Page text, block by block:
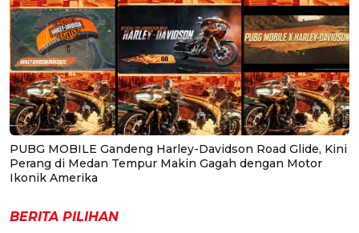
PUBG MOBILE Gandeng Harley-Davidson Road Glide, Kini
Perang di Medan Tempur Makin Gagah dengan Motor
Ikonik Amerika
BERITA PILIHAN